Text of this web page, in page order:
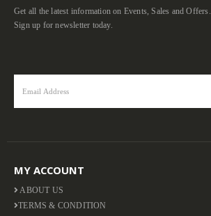
Get all the latest information on Events, Sales and Offers.
Sign up for newsletter today.
MY ACCOUNT
ABOUT US
TERMS & CONDITION